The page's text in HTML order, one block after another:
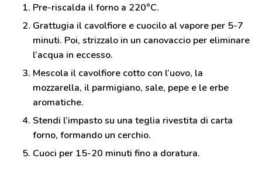
Pre-riscalda il forno a 220°C.
Grattugia il cavolfiore e cuocilo al vapore per 5-7
minuti. Poi, strizzalo in un canovaccio per eliminare
l’acqua in eccesso.
Mescola il cavolfiore cotto con l’uovo, la
mozzarella, il parmigiano, sale, pepe e le erbe
aromatiche.
Stendi l’impasto su una teglia rivestita di carta
forno, formando un cerchio.
Cuoci per 15-20 minuti fino a doratura.